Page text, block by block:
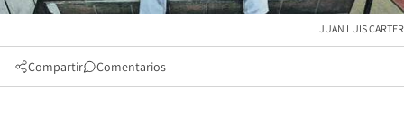
JUAN LUIS CARTER
Compartir Comentarios